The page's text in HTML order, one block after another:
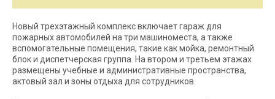
Новый трехэтажный комплекс включает гараж для
пожарных автомобилей на три машиноместа, а также
вспомогательные помещения, такие как мойка, ремонтный
блок и диспетчерская группа. На втором и третьем этажах
размещены учебные и административные пространства,
актовый зал и зоны отдыха для сотрудников.